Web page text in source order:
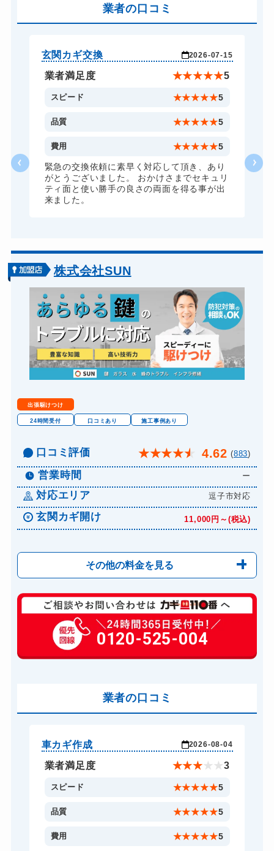
バイクカギ開け
スーツケースカギ開け 8,800円～(税込)
スーツケースカギ作成 8,800円～(税込)
金庫カギ開け 14,300円～(税込)
金庫カギ修理 11,000円～(税込)
8,800円～(税込)
ドアノブカギ開け 10,780円～(税込)
ドアノブカギ作成
業者の口コミ
玄関カギ交換 2026-07-15
業者満足度 ★★★★★5
スピード ★★★★★5
品質 ★★★★★5
費用 ★★★★★5
緊急の交換依頼に素早く対応して頂き、あり
がとうございました。 おかけさまでセキュリ
ティ面と使い勝手の良さの両面を得る事が出
来ました。
株式会社SUN
出張駆けつけ
24時間受付 口コミあり 施工事例あり
口コミ評価 ★★★★★ 4.62 (883)
営業時間 ー
対応エリア 逗子市対応
玄関カギ開け 11,000円～(税込)
その他の料金を見る
玄関カギ修理 6,600円～(税込)
玄関カギ作成 14,300円～(税込)
玄関カギ交換 14,300円～(税込)
バイクカギ開け
スーツケースカギ開け 8,800円～(税込)
スーツケースカギ作成 8,800円～(税込)
金庫カギ開け 14,300円～(税込)
金庫カギ修理 11,000円～(税込)
0120-525-004
業者の口コミ
車カギ作成 2026-08-04
業者満足度 ★★★ ★ ★3
スピード ★★★★★5
品質 ★★★★★5
費用 ★★★★★5